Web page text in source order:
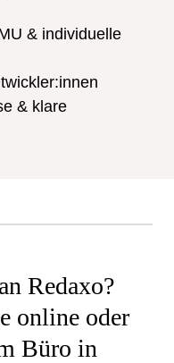
& individuelle
& klare
Redaxo?
online oder
Büro in